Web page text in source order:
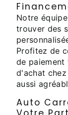
Notre
trouver des
Profitez de
de
d'achat
aussi
Auto